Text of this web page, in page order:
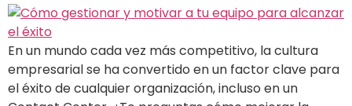
En un mundo cada vez más competitivo, la cultura
empresarial se ha convertido en un factor clave para
el éxito de cualquier organización, incluso en un